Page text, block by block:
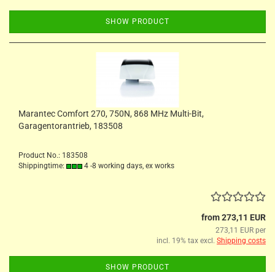
SHOW PRODUCT
Marantec Comfort 270, 750N, 868 MHz Multi-Bit,
Garagentorantrieb, 183508
Product No.: 183508
Shippingtime:
4 -8 working days, ex works
from 273,11 EUR
273,11 EUR per
incl. 19% tax excl. Shipping costs
SHOW PRODUCT